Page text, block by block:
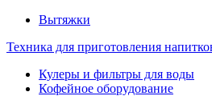
Вытяжки
Техника для приготовления
Кулеры и фильтры для воды
Кофейное оборудование